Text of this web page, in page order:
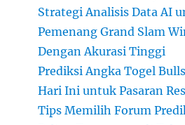
Strategi Analisis Data AI
Pemenang Grand Slam
Dengan Akurasi Tinggi
Prediksi Angka Togel
Hari Ini untuk Pasaran
Tips Memilih Forum